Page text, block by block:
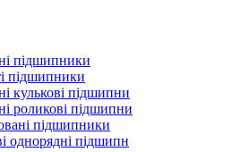
підшипники
підшипники
кулькові підшипни
роликові підшипни
підшипники
однорядні підшипн